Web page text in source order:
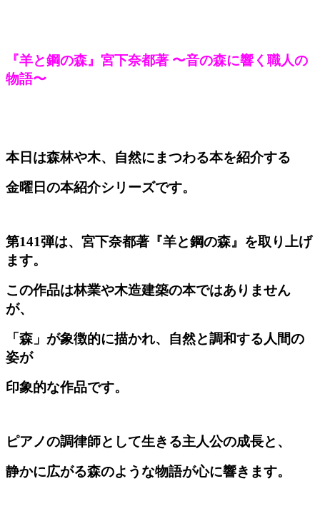
『羊と鋼の森』宮下奈都著 〜音の森に響く職人の
物語〜
本日は森林や木、自然にまつわる本を紹介する
金曜日の本紹介シリーズです。
第141弾は、宮下奈都著『羊と鋼の森』を取り上げ
ます。
この作品は林業や木造建築の本ではありません
が、
「森」が象徴的に描かれ、自然と調和する人間の
姿が
印象的な作品です。
ピアノの調律師として生きる主人公の成長と、
静かに広がる森のような物語が心に響きます。